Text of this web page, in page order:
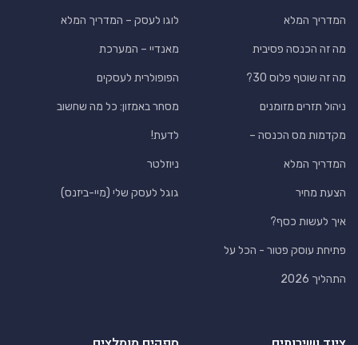
המדריך המלא
מה זה הכנסה פסיבית
מה זה שוטף פלוס 30?
ניהול תזרים מזומנים
מקדמות מס הכנסה –
המדריך המלא
הצעת מחיר
איך לעשות כסף?
פתיחת עוסק פטור - הכל על
התהליך 2026
לוגו לעסק – המדריך המלא
מאנדיי – המערכת
הפופולרית לעסקים
מסחר באמזון: כל מה שחשוב
לדעת!
ניוזלטר
גוגל לעסק שלי (מיי-ביזנס)